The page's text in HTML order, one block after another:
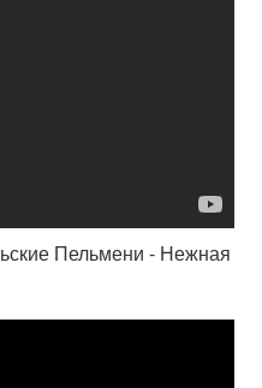
Пельмени - Нежная